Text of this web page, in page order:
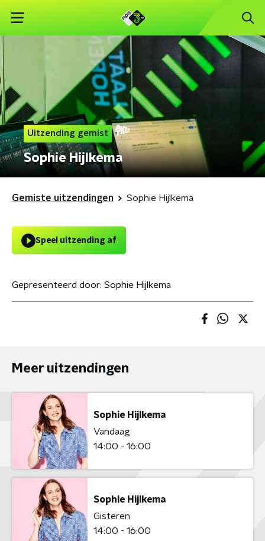
Uitzending gemist
Sophie Hijlkema
Gemiste uitzendingen Sophie Hijlkema
Speel uitzending af
Gepresenteerd door: Sophie Hijlkema
Meer uitzendingen
Sophie Hijlkema
Vandaag
14:00 - 16:00
Sophie Hijlkema
Gisteren
14:00 - 16:00